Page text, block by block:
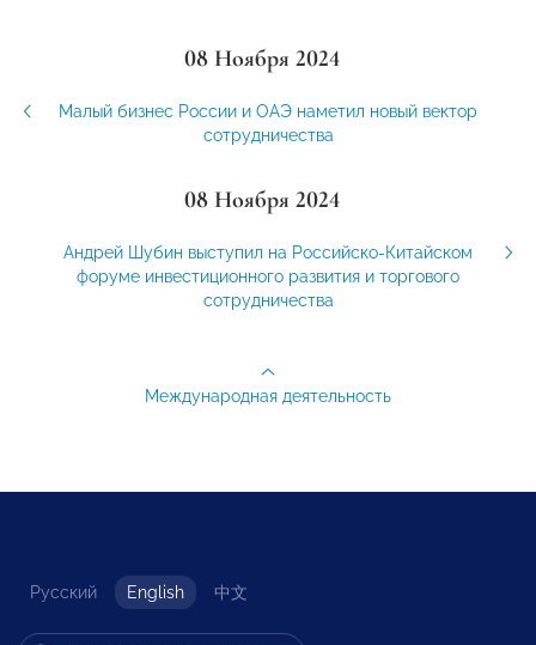
08 Ноября 2024
Малый бизнес России и ОАЭ наметил новый вектор
сотрудничества
08 Ноября 2024
Андрей Шубин выступил на Российско-Китайском
форуме инвестиционного развития и торгового
сотрудничества
Международная деятельность
Русский English 中文